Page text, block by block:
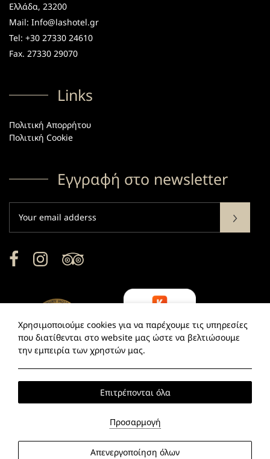
Ελλάδα, 23200
Mail: Info@lashotel.gr
Tel: +30 27330 24610
Fax. 27330 29070
Links
Πολιτική Απορρήτου
Πολιτική Cookie
Εγγραφή στο newsletter
FacebookInstagramTripAdvisor
ΑΡ.ΓΝΩΣΤΟΠΟΙΗΣΗΣ: 1113626.
by: HOTELWIZE
Χρησιμοποιούμε cookies για να παρέχουμε τις υπηρεσίες
που διατίθενται στο website μας ώστε να βελτιώσουμε
την εμπειρία των χρηστών μας.
Επιτρέπονται όλα
Προσαρμογή
Απενεργοποίηση όλων